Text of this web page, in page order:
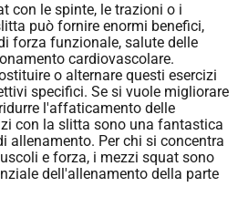
con le spinte, le trazioni o i
può fornire enormi benefici,
forza funzionale, salute delle
cardiovascolare.
o alternare questi esercizi
specifici. Se si vuole migliorare
l'affaticamento delle
con la slitta sono una fantastica
allenamento. Per chi si concentra
e forza, i mezzi squat sono
dell'allenamento della parte